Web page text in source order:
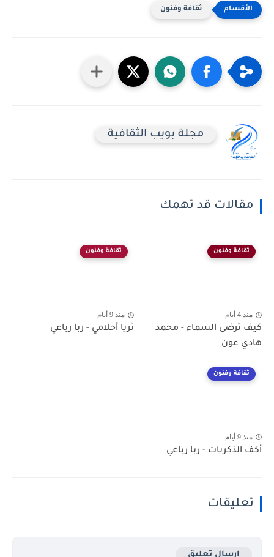
ثقافة وفنون
مجلة بويب الثقافية
مقالات قد تهمك
ثقافة وفنون
منذ 4 أيام
كيف ترضى السماء - محمد
هادي عون
ثقافة وفنون
منذ 9 أيام
ثريا أحلامي - ربا رباعي
ثقافة وفنون
منذ 9 أيام
أكف الذكريات - ربا رباعي
تعليقات
إرسال تعليق